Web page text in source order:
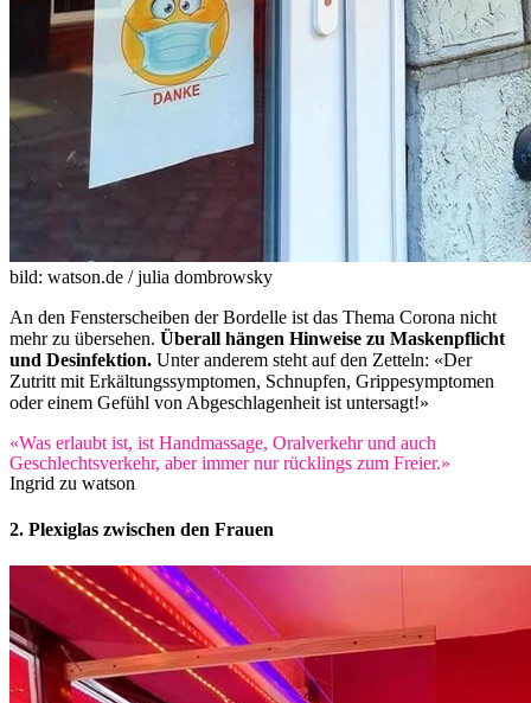
bild: watson.de / julia dombrowsky
An den Fensterscheiben der Bordelle ist das Thema Corona nicht
mehr zu übersehen. Überall hängen Hinweise zu Maskenpflicht
und Desinfektion. Unter anderem steht auf den Zetteln: «Der
Zutritt mit Erkältungssymptomen, Schnupfen, Grippesymptomen
oder einem Gefühl von Abgeschlagenheit ist untersagt!»
«Was erlaubt ist, ist Handmassage, Oralverkehr und auch
Geschlechtsverkehr, aber immer nur rücklings zum Freier.»
Ingrid zu watson
2. Plexiglas zwischen den Frauen